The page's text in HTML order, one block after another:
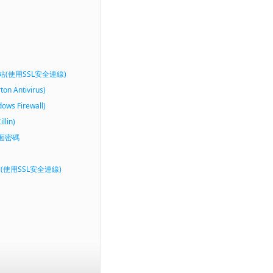
(使用SSL安全連線)
Antivirus)
Firewall)
密碼
用SSL安全連線)